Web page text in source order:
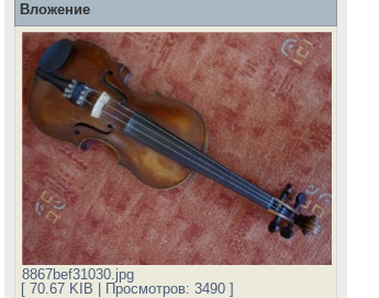
Вложение
8867bef31030.jpg
[ 70.67 KIB | Просмотров: 3490 ]